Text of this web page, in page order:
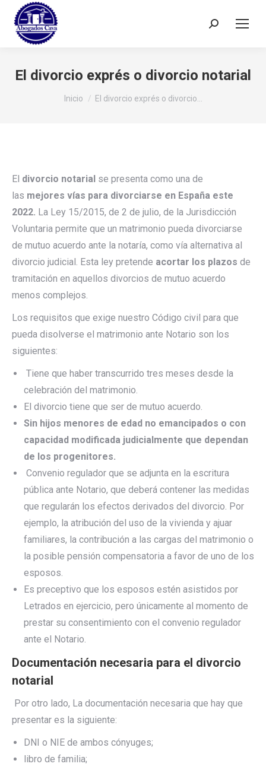
Buscar:
El divorcio exprés o divorcio notarial
Estás aquí:
Inicio El divorcio exprés o divorcio…
El divorcio notarial se presenta como una de
las mejores vías para divorciarse en España este
2022. La Ley 15/2015, de 2 de julio, de la Jurisdicción
Voluntaria permite que un matrimonio pueda divorciarse
de mutuo acuerdo ante la notaría, como vía alternativa al
divorcio judicial. Esta ley pretende acortar los plazos de
tramitación en aquellos divorcios de mutuo acuerdo
menos complejos.
Los requisitos que exige nuestro Código civil para que
pueda disolverse el matrimonio ante Notario son los
siguientes:
Tiene que haber transcurrido tres meses desde la
celebración del matrimonio.
El divorcio tiene que ser de mutuo acuerdo.
Sin hijos menores de edad no emancipados o con
capacidad modificada judicialmente que dependan
de los progenitores.
Convenio regulador que se adjunta en la escritura
pública ante Notario, que deberá contener las medidas
que regularán los efectos derivados del divorcio. Por
ejemplo, la atribución del uso de la vivienda y ajuar
familiares, la contribución a las cargas del matrimonio o
la posible pensión compensatoria a favor de uno de los
esposos.
Es preceptivo que los esposos estén asistidos por
Letrados en ejercicio, pero únicamente al momento de
prestar su consentimiento con el convenio regulador
ante el Notario.
Documentación necesaria para el divorcio
notarial
Por otro lado, La documentación necesaria que hay que
presentar es la siguiente:
DNI o NIE de ambos cónyuges;
libro de familia;